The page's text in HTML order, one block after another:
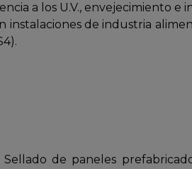
a los U.V., envejecimiento e
instalaciones de industria
de paneles